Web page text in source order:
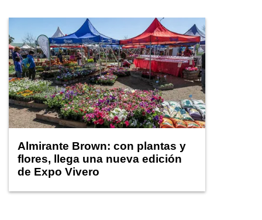
Almirante Brown: con plantas y
flores, llega una nueva edición
de Expo Vivero